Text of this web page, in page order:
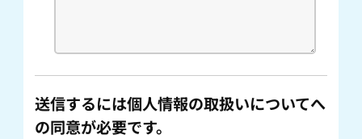
送信するには個人情報の取扱いについてへ
の同意が必要です。